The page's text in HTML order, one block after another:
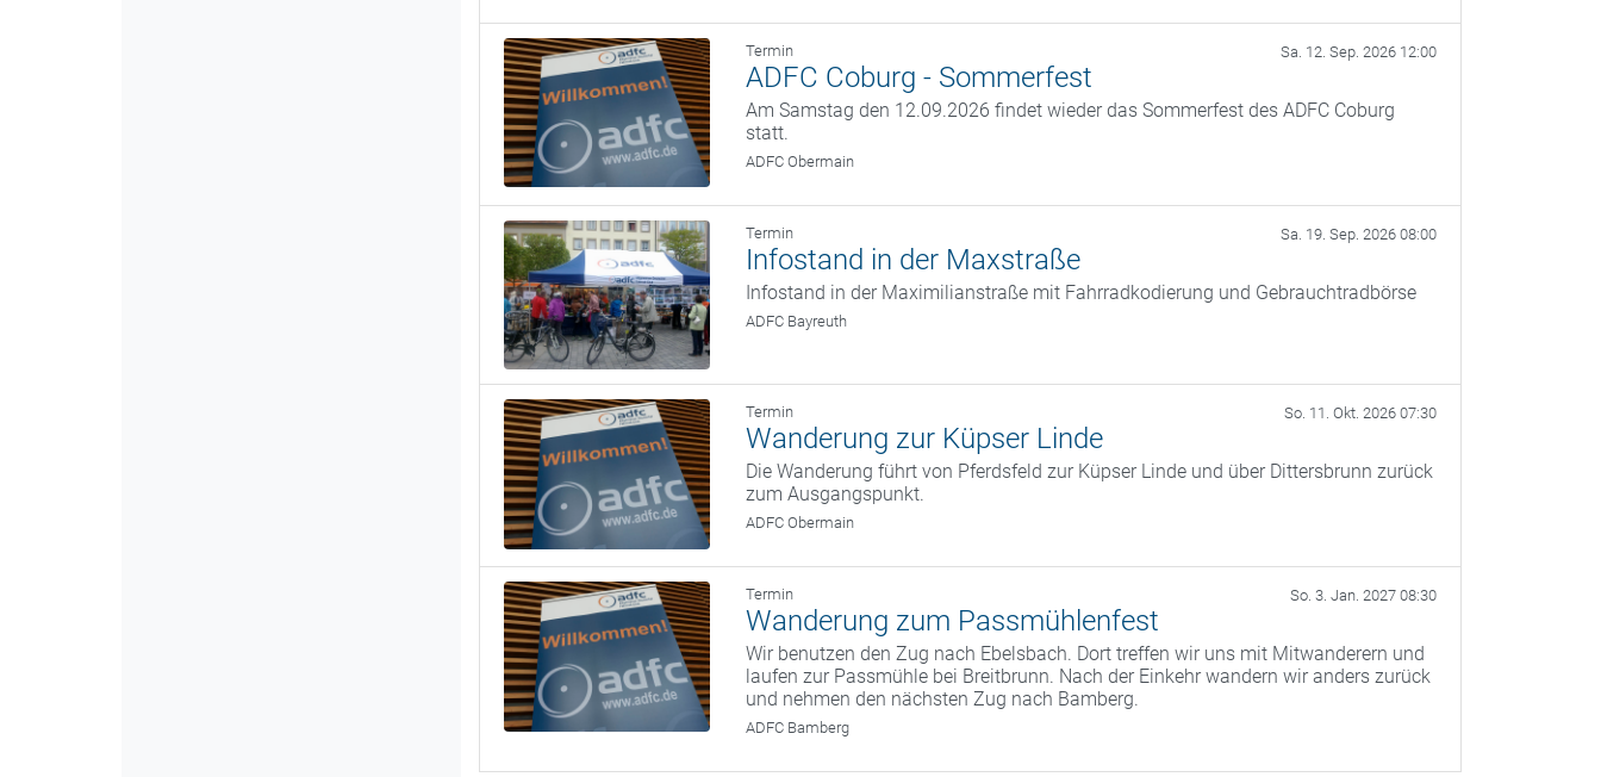
Termin Sa. 12. Sep. 2026 12:00
ADFC Coburg - Sommerfest
Am Samstag den 12.09.2026 findet wieder das Sommerfest des ADFC Coburg
statt.
ADFC Obermain
Termin Sa. 19. Sep. 2026 08:00
Infostand in der Maxstraße
Infostand in der Maximilianstraße mit Fahrradkodierung und Gebrauchtradbörse
ADFC Bayreuth
Termin So. 11. Okt. 2026 07:30
Wanderung zur Küpser Linde
Die Wanderung führt von Pferdsfeld zur Küpser Linde und über Dittersbrunn zurück
zum Ausgangspunkt.
ADFC Obermain
Termin So. 3. Jan. 2027 08:30
Wanderung zum Passmühlenfest
Wir benutzen den Zug nach Ebelsbach. Dort treffen wir uns mit Mitwanderern und
laufen zur Passmühle bei Breitbrunn. Nach der Einkehr wandern wir anders zurück
und nehmen den nächsten Zug nach Bamberg.
ADFC Bamberg